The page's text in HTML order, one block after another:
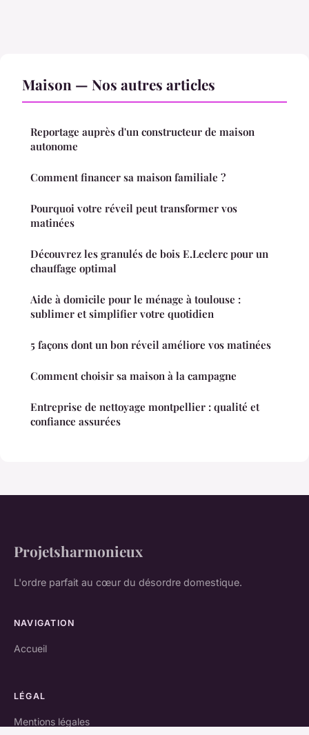
Maison — Nos autres articles
Reportage auprès d'un constructeur de maison
autonome
Comment financer sa maison familiale ?
Pourquoi votre réveil peut transformer vos
matinées
Découvrez les granulés de bois E.Leclerc pour un
chauffage optimal
Aide à domicile pour le ménage à toulouse :
sublimer et simplifier votre quotidien
5 façons dont un bon réveil améliore vos matinées
Comment choisir sa maison à la campagne
Entreprise de nettoyage montpellier : qualité et
confiance assurées
Projetsharmonieux
L'ordre parfait au cœur du désordre domestique.
NAVIGATION
Accueil
LÉGAL
Mentions légales